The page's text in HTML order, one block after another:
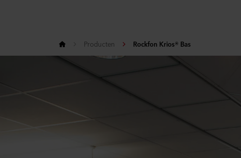
Producten Rockfon Krios® Bas